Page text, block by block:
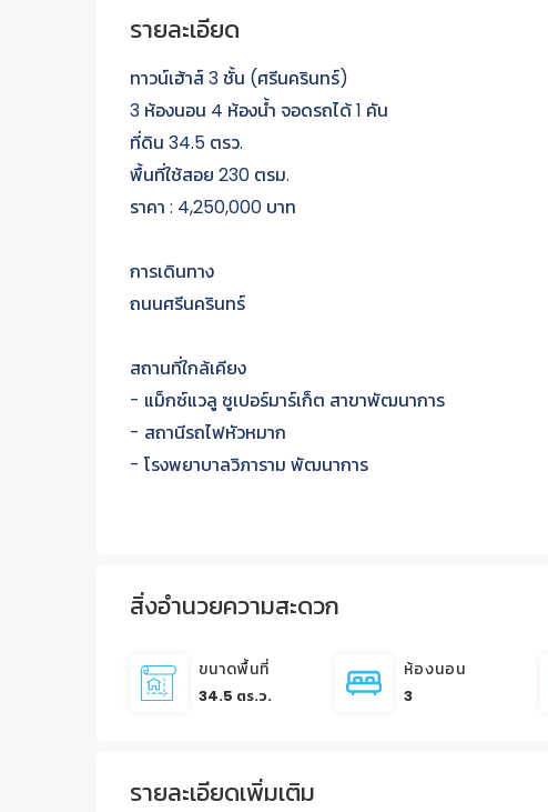
รายละเอียด
ทาวน์เฮ้าส์ 3 ชั้น (ศรีนครินทร์)
3 ห้องนอน 4 ห้องน้ำ จอดรถได้ 1 คัน
ที่ดิน 34.5 ตรว.
พื้นที่ใช้สอย 230 ตรม.
ราคา : 4,250,000 บาท
การเดินทาง
ถนนศรีนครินทร์
สถานที่ใกล้เคียง
- แม็กซ์แวลู ซูเปอร์มาร์เก็ต สาขาพัฒนาการ
- สถานีรถไฟหัวหมาก
- โรงพยาบาลวิภาราม พัฒนาการ
สิ่งอำนวยความสะดวก
ขนาดพื้นที่
34.5 ตร.ว.
ห้องนอน
3
รายละเอียดเพิ่มเติม